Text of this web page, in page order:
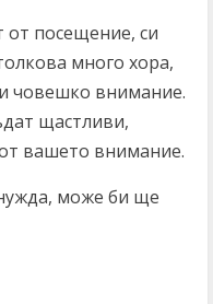
посещение, си
много хора,
човешко внимание.
щастливи,
вашето внимание.
може би ще